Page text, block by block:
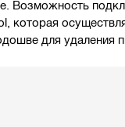
Возможность
которая
для удаления